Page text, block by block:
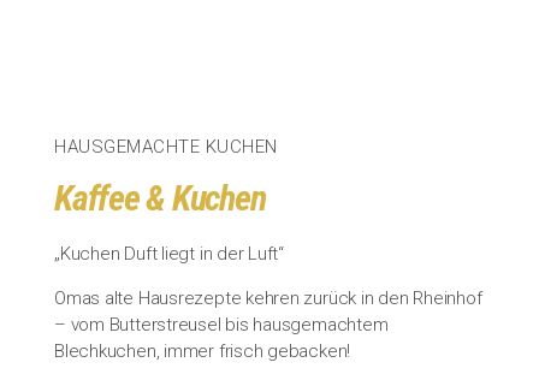
HAUSGEMACHTE KUCHEN
Kaffee & Kuchen
„Kuchen Duft liegt in der Luft“
Omas alte Hausrezepte kehren zurück in den Rheinhof
– vom Butterstreusel bis hausgemachtem
Blechkuchen, immer frisch gebacken!